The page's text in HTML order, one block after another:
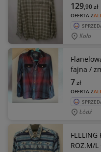
OFERTA Z
129,90zł
Koło
fajna /
OFERTA Z
7zł
Łódź
FEELING
ROZ.M/L